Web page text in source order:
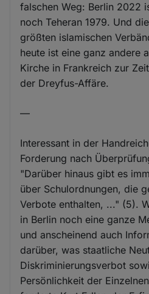
falschen Weg: Berlin 2022
noch Teheran 1979. Und
größten islamischen
heute ist eine ganz andere
Kirche in Frankreich zur
der Dreyfus-Affäre.
—
Interessant in der
Forderung nach
"Darüber hinaus gibt es
über Schulordnungen, die
Verbote enthalten, ..." (5).
in Berlin noch eine ganze
und anscheinend auch
darüber, was staatliche
Diskriminierungsverbot
Persönlichkeit der